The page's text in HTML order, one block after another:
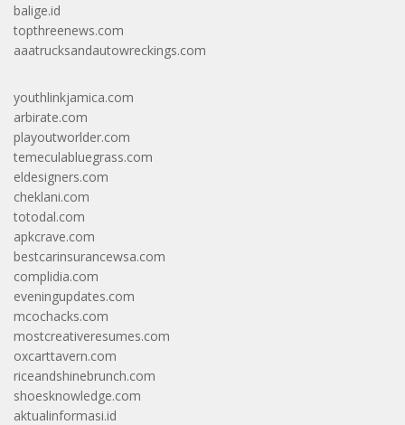
balige.id
topthreenews.com
aaatrucksandautowreckings.com
youthlinkjamica.com
arbirate.com
playoutworlder.com
temeculabluegrass.com
eldesigners.com
cheklani.com
totodal.com
apkcrave.com
bestcarinsurancewsa.com
complidia.com
eveningupdates.com
mcochacks.com
mostcreativeresumes.com
oxcarttavern.com
riceandshinebrunch.com
shoesknowledge.com
aktualinformasi.id